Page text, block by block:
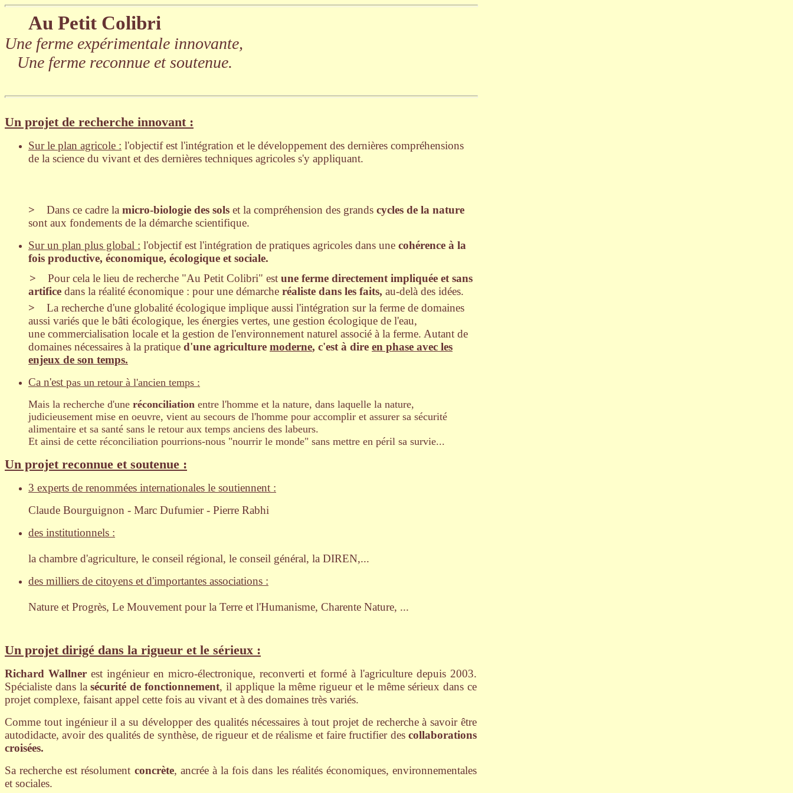
Au Petit Colibri
Une ferme expérimentale innovante,
Une ferme reconnue et soutenue.
Un projet de recherche innovant :
Sur le plan agricole : l'objectif est l'intégration et le développement des dernières compréhensions
de la science du vivant et des dernières techniques agricoles s'y appliquant.
> Dans ce cadre la micro-biologie des sols et la compréhension des grands cycles de la nature
sont aux fondements de la démarche scientifique.
Sur un plan plus global : l'objectif est l'intégration de pratiques agricoles dans une cohérence à la
fois productive, économique, écologique et sociale.
>
Pour cela le lieu de recherche "Au Petit Colibri" est une ferme directement impliquée et sans
artifice dans la réalité économique : pour une démarche réaliste dans les faits, au-delà des idées.
>
La recherche d'une globalité écologique implique aussi l'intégration sur la ferme de domaines
aussi variés que le bâti écologique, les énergies vertes, une gestion écologique de l'eau,
une commercialisation locale et la gestion de l'environnement naturel associé à la ferme. Autant de
domaines nécessaires à la pratique d'une agriculture moderne, c'est à dire en phase avec les
enjeux de son temps.
Ca n'est pas un retour à l'ancien temps :
Mais la recherche d'une réconciliation entre l'homme et la nature, dans laquelle la nature,
judicieusement mise en oeuvre, vient au secours de l'homme pour accomplir et assurer sa sécurité
alimentaire et sa santé sans le retour aux temps anciens des labeurs.
Et ainsi de cette réconciliation pourrions-nous "nourrir le monde" sans mettre en péril sa survie...
Un projet reconnue et soutenue :
3 experts de renommées internationales le soutiennent :
Claude Bourguignon - Marc Dufumier - Pierre Rabhi
des institutionnels :
la chambre d'agriculture, le conseil régional, le conseil général, la DIREN,...
des milliers de citoyens et d'importantes associations :
Nature et Progrès, Le Mouvement pour la Terre et l'Humanisme, Charente Nature, ...
Un projet dirigé dans la rigueur et le sérieux :
Richard Wallner est ingénieur en micro-électronique, reconverti et formé à l'agriculture depuis 2003.
Spécialiste dans lasécurité de fonctionnement, il applique la même rigueur et le même sérieux dans ce
projet complexe, faisant appel cette fois au vivant et à des domaines très variés.
Comme tout ingénieur il a su développer des qualités nécessaires à tout projet de recherche à savoir être
autodidacte, avoir des qualités de synthèse, de rigueur et de réalisme et faire fructifier des collaborations
croisées.
Sa recherche est résolument concrète, ancrée à la fois dans les réalités économiques, environnementales
et sociales.